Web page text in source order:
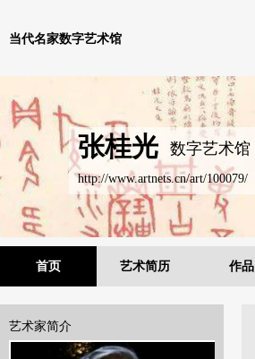
当代名家数字艺术馆
张桂光 数字艺术馆
http://www.artnets.cn/art/100079/
首页 艺术简历 作品
艺术家简介